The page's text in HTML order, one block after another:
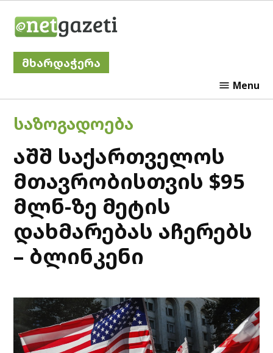
მხარდაჭერა
Menu
POSTED
IN
ᲡᲐᲖᲝᲒᲐᲓᲝᲔᲑᲐ
აშშ საქართველოს
მთავრობისთვის $95
მლნ-ზე მეტის
დახმარებას აჩერებს
– ბლინკენი